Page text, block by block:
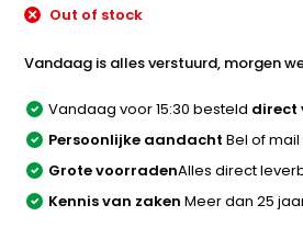
Out of stock
Vandaag is alles verstuurd, morgen
Vandaag voor 15:30 besteld direct
Persoonlijke aandacht Bel of
Grote voorradenAlles direct
Kennis van zaken Meer dan 25